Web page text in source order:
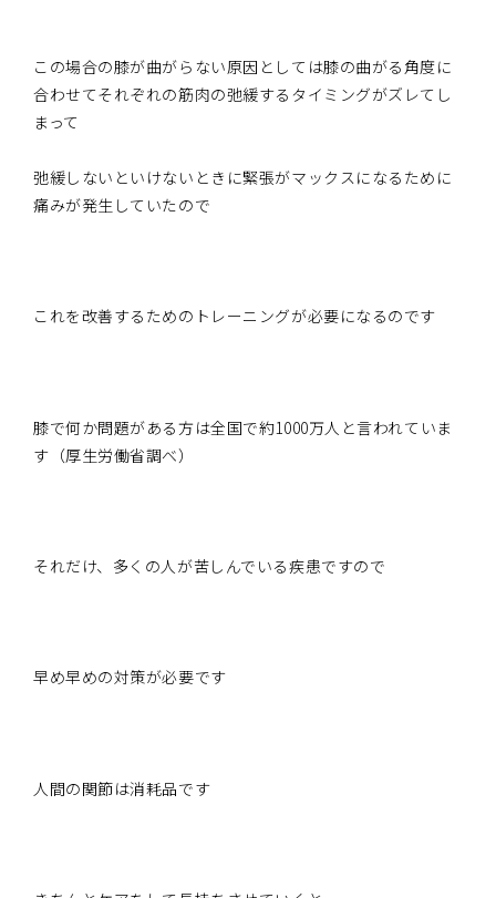
この場合の膝が曲がらない原因としては膝の曲がる角度に
合わせてそれぞれの筋肉の弛緩するタイミングがズレてし
まって
弛緩しないといけないときに緊張がマックスになるために
痛みが発生していたので
これを改善するためのトレーニングが必要になるのです
膝で何か問題がある方は全国で約1000万人と言われていま
す（厚生労働省調べ）
それだけ、多くの人が苦しんでいる疾患ですので
早め早めの対策が必要です
人間の関節は消耗品です